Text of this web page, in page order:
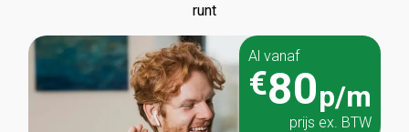
runt
Al vanaf
€80p/m
prijs ex. BTW